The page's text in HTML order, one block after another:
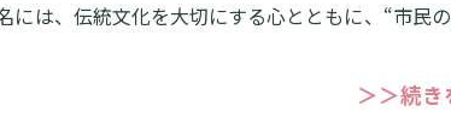
には、伝統文化を大切にする心とともに、“市民
＞＞続き